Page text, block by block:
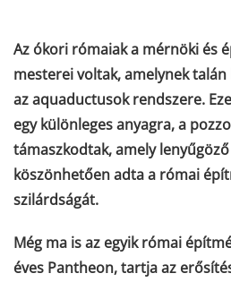
Az ókori rómaiak a mérnöki és
mesterei voltak, amelynek
az aquaductusok rendszere.
egy különleges anyagra, a
támaszkodtak, amely
köszönhetően adta a római
szilárdságát.
Még ma is az egyik római
éves Pantheon, tartja az